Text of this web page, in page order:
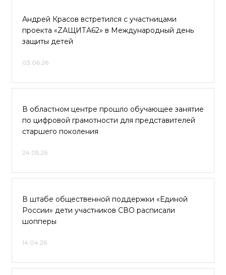
Андрей Красов встретился с участницами
проекта «ZАЩИТА62» в Международный день
защиты детей
03.06.26
В областном центре прошло обучающее занятие
по цифровой грамотности для представителей
старшего поколения
24.05.26
В штабе общественной поддержки «Единой
России» дети участников СВО расписали
шопперы
14.04.26